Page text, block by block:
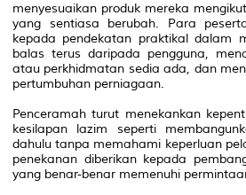
menyesuaikan produk mereka
yang sentiasa berubah. Para
kepada pendekatan praktikal dalam
balas terus daripada pengguna,
atau perkhidmatan sedia ada, dan
pertumbuhan perniagaan.
Penceramah turut menekankan
kesilapan lazim seperti
dahulu tanpa memahami keperluan
penekanan diberikan kepada
yang benar-benar memenuhi